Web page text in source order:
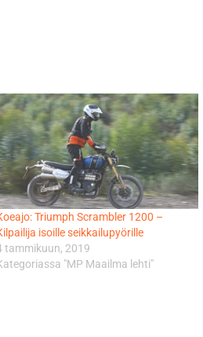
Triumph Scrambler 1200 –
isoille seikkailupyörille
tammikuun, 2019
"MP Maailma lehti"